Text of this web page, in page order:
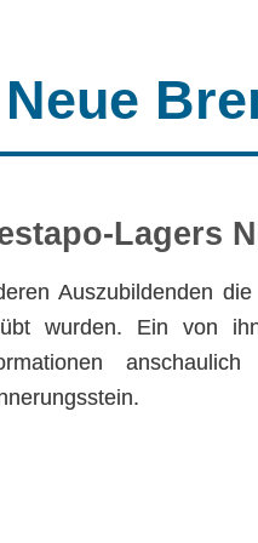
Lagers
Auszubildenden
wurden. Ein von